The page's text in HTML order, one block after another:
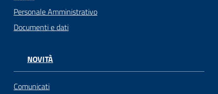
Personale Amministrativo
Documenti e dati
NOVITÀ
Comunicati